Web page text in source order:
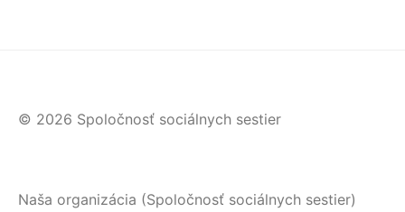
© 2026 Spoločnosť sociálnych sestier
Naša organizácia (Spoločnosť sociálnych sestier)